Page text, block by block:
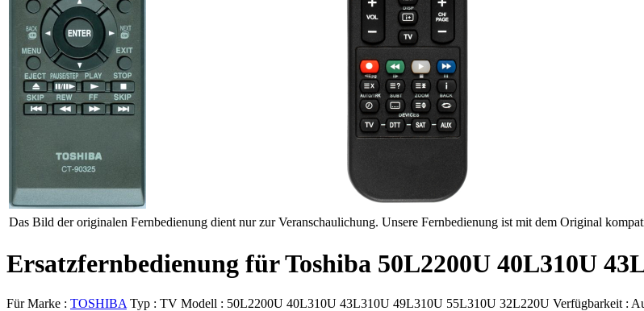
Das Bild der originalen Fernbedienung dient nur zur Veranschaulichung. Unsere Fernbedienung ist mit dem Original
Ersatzfernbedienung für Toshiba 50L2200U 40L310U
Für Marke : TOSHIBA Typ : TV Modell : 50L2200U 40L310U 43L310U 49L310U 55L310U 32L220U Verfügbarkeit :